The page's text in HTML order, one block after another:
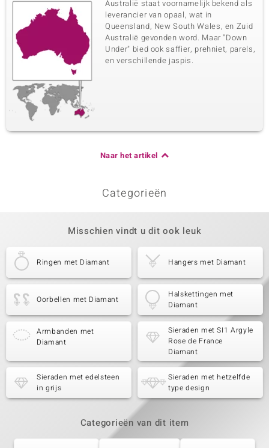
Australië staat voornamelijk bekend als
leverancier van opaal, wat in
Queensland, New South Wales, en Zuid
Australië gevonden word. Maar "Down
Under" bied ook saffier, prehniet, parels,
en verschillende jaspis.
Naar het artikel
Categorieën
Misschien vindt u dit ook leuk
Ringen met Diamant Hangers met Diamant
Oorbellen met Diamant
Halskettingen met
Diamant
Armbanden met
Diamant
Sieraden met SI1 Argyle
Rose de France
Diamant
Sieraden met edelsteen
in grijs
Sieraden met hetzelfde
type design
Categorieën van dit item